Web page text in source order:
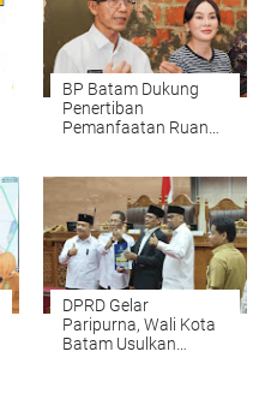
BP Batam Dukung
Penertiban
Pemanfaatan Ruang
DPRD Gelar
Paripurna, Wali Kota
Batam Usulkan